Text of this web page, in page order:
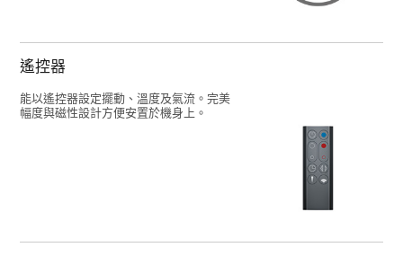
遙控器
能以遙控器設定擺動、溫度及氣流。完美
幅度與磁性設計方便安置於機身上。